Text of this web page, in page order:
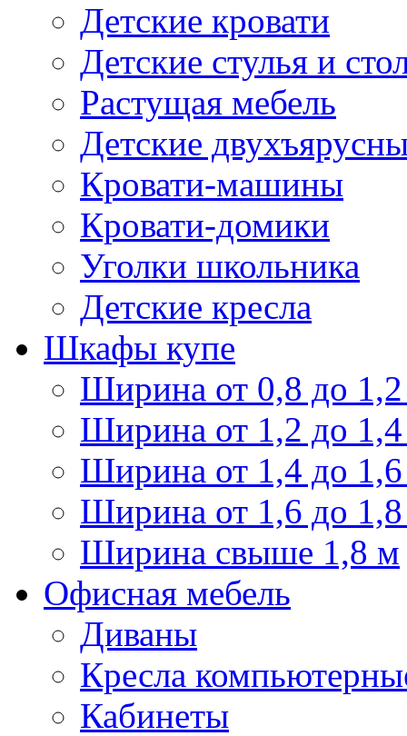
Детские кровати
Детские стулья и
Растущая мебель
Детские
Кровати-машины
Кровати-домики
Уголки школьника
Детские кресла
Шкафы купе
Ширина от 0,8 до
Ширина от 1,2 до
Ширина от 1,4 до
Ширина от 1,6 до
Ширина свыше 1,8 м
Офисная мебель
Диваны
Кресла
Кабинеты